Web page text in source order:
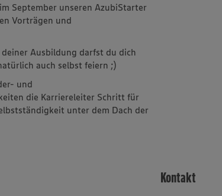
September unseren AzubiStarter
Vorträgen und
Ausbildung darfst du dich
auch selbst feiern ;)
und
die Karriereleiter Schritt für
unter dem Dach der
Kontakt